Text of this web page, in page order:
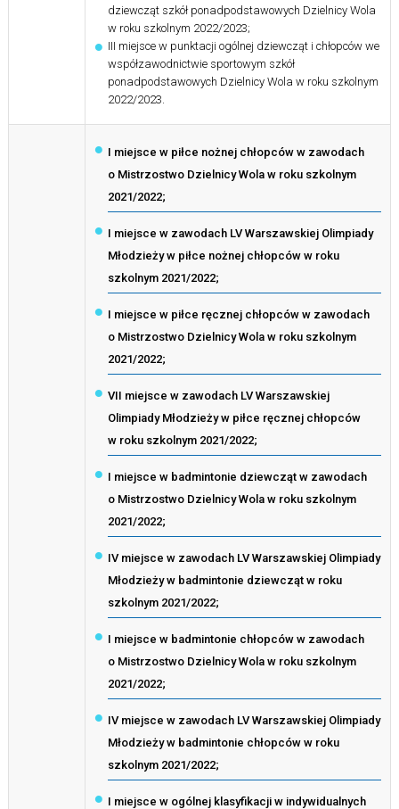
dziewcząt szkół ponadpodstawowych Dzielnicy Wola
w roku szkolnym 2022/2023;
III miejsce w punktacji ogólnej dziewcząt i chłopców we
współzawodnictwie sportowym szkół
ponadpodstawowych Dzielnicy Wola w roku szkolnym
2022/2023.
I miejsce w piłce nożnej chłopców w zawodach
o Mistrzostwo Dzielnicy Wola w roku szkolnym
2021/2022;
I miejsce w zawodach LV Warszawskiej Olimpiady
Młodzieży w piłce nożnej chłopców w roku
szkolnym 2021/2022;
I miejsce w piłce ręcznej chłopców w zawodach
o Mistrzostwo Dzielnicy Wola w roku szkolnym
2021/2022;
VII miejsce w zawodach LV Warszawskiej
Olimpiady Młodzieży w piłce ręcznej chłopców
w roku szkolnym 2021/2022;
I miejsce w badmintonie dziewcząt w zawodach
o Mistrzostwo Dzielnicy Wola w roku szkolnym
2021/2022;
IV miejsce w zawodach LV Warszawskiej Olimpiady
Młodzieży w badmintonie dziewcząt w roku
szkolnym 2021/2022;
I miejsce w badmintonie chłopców w zawodach
o Mistrzostwo Dzielnicy Wola w roku szkolnym
2021/2022;
IV miejsce w zawodach LV Warszawskiej Olimpiady
Młodzieży w badmintonie chłopców w roku
szkolnym 2021/2022;
I miejsce w ogólnej klasyfikacji w indywidualnych